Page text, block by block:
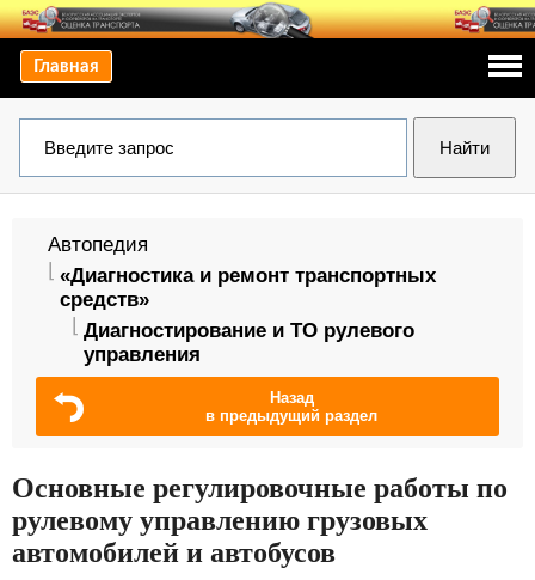
Главная
Автопедия
«Диагностика и ремонт транспортных
средств»
Диагностирование и ТО рулевого
управления
Назад
в предыдущий раздел
Основные регулировочные работы по
рулевому управлению грузовых
автомобилей и автобусов